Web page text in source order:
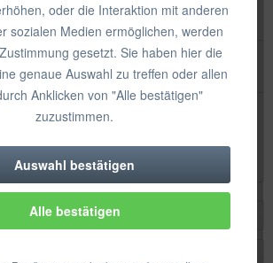
oder die Interaktion mit anderen
sozialen Medien ermöglichen, werden
gesetzt. Sie haben hier die
genaue Auswahl zu treffen oder allen
Anklicken von "Alle bestätigen"
zuzustimmen.
erforderlich
Auswahl bestätigen
Alle bestätigen
Wandschiene Junior, 1 m